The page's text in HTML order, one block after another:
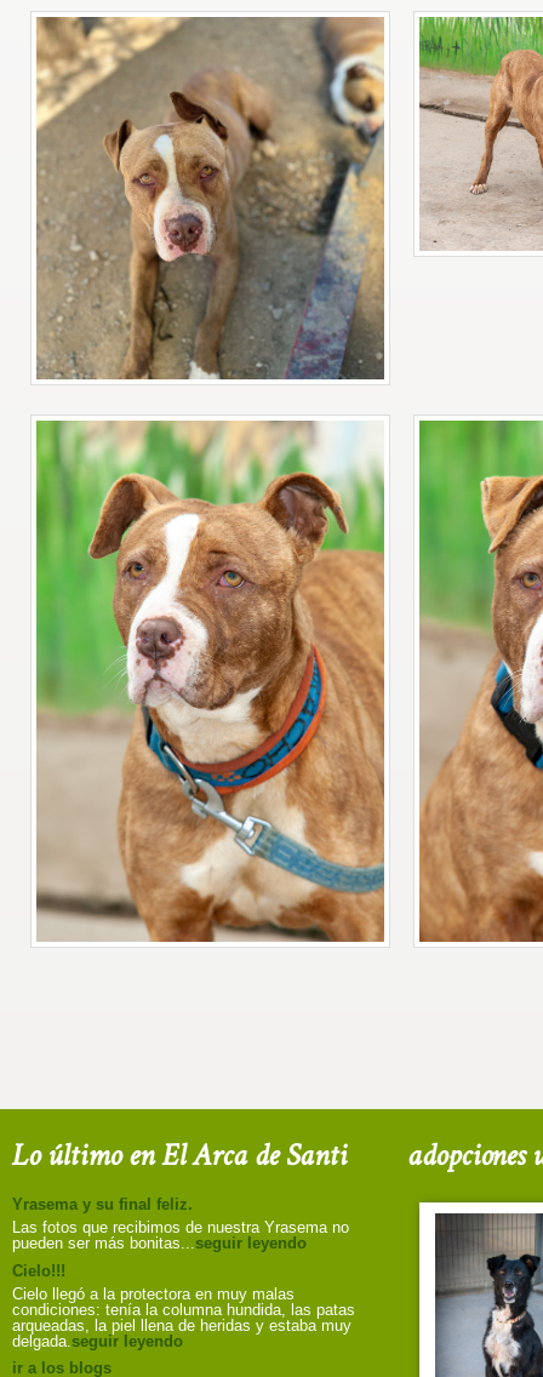
Lo último en El Arca de Santi
Yrasema y su final feliz.
Las fotos que recibimos de nuestra Yrasema no
pueden ser más bonitas...seguir leyendo
Cielo!!!
Cielo llegó a la protectora en muy malas
condiciones: tenía la columna hundida, las patas
arqueadas, la piel llena de heridas y estaba muy
delgada.seguir leyendo
ir a los blogs
adopciones